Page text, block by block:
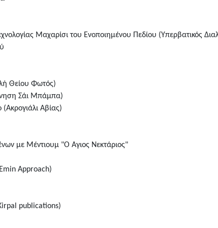
Μαχαρίσι του Ενοποιημένου Πεδίου (Υπερβατικός
Θείου Φωτός)
Σάι Μπάμπα)
Αβίας)
με Μέντιουμ "Ο Άγιος Νεκτάριος"
Approach)
publications)